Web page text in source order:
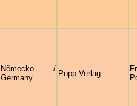
Německo /
Germany
Popp Verlag